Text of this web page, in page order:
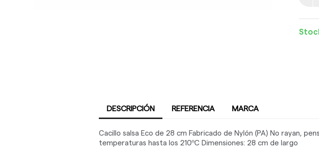
DESCRIPCIÓN REFERENCIA MARCA
Cacillo salsa Eco de 28 cm Fabricado de Nylón (PA) No rayan,
temperaturas hasta los 210ºC Dimensiones: 28 cm de largo